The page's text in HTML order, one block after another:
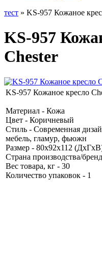
тест » KS-957 Кожаное
KS-957
Chester
KS-957 Кожаное кресло
Материал - Кожа
Цвет - Коричневый
Стиль - Современная
мебель, гламур, фьюжн
Размер - 80х92х112
Страна производства/
Вес товара, кг - 30
Количество упаковок - 1